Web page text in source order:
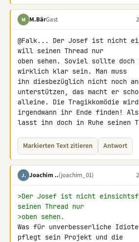
M M.BärGast
@Falk... Der Josef ist nicht
will seinen Thread nur
oben sehen. Soviel sollte doch
wirklich klar sein. Man muss
ihn diesbezüglich nicht noch
unterstützen, das macht er
alleine. Die Tragikkomödie wird
irgendwann ihr Ende finden!
lasst ihn doch in Ruhe seinen
Markierten Text zitieren Antwort
J. Joachim ..(joachim_01)
>Der Josef ist nicht
seinen Thread nur
>oben sehen.
Was für unverbesserliche
pflegt sein Projekt und die